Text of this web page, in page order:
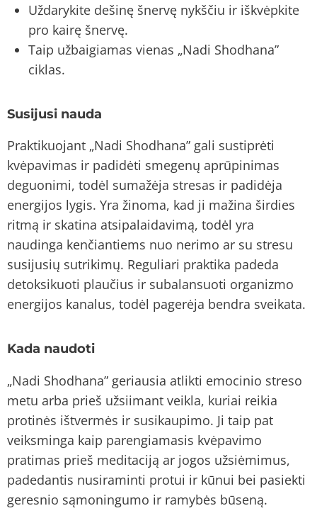
Uždarykite dešinę šnervę nykščiu ir iškvėpkite
pro kairę šnervę.
Taip užbaigiamas vienas „Nadi Shodhana”
ciklas.
Susijusi nauda
Praktikuojant „Nadi Shodhana” gali sustiprėti
kvėpavimas ir padidėti smegenų aprūpinimas
deguonimi, todėl sumažėja stresas ir padidėja
energijos lygis. Yra žinoma, kad ji mažina širdies
ritmą ir skatina atsipalaidavimą, todėl yra
naudinga kenčiantiems nuo nerimo ar su stresu
susijusių sutrikimų. Reguliari praktika padeda
detoksikuoti plaučius ir subalansuoti organizmo
energijos kanalus, todėl pagerėja bendra sveikata.
Kada naudoti
„Nadi Shodhana” geriausia atlikti emocinio streso
metu arba prieš užsiimant veikla, kuriai reikia
protinės ištvermės ir susikaupimo. Ji taip pat
veiksminga kaip parengiamasis kvėpavimo
pratimas prieš meditaciją ar jogos užsiėmimus,
padedantis nusiraminti protui ir kūnui bei pasiekti
geresnio sąmoningumo ir ramybės būseną.